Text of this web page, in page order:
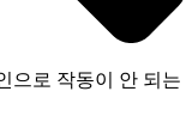
으로 작동이 안 되는